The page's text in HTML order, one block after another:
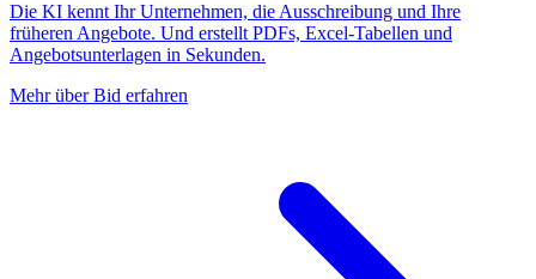
Die KI kennt Ihr Unternehmen, die Ausschreibung und Ihre
früheren Angebote. Und erstellt PDFs, Excel-Tabellen und
Angebotsunterlagen in Sekunden.
Mehr über Bid erfahren